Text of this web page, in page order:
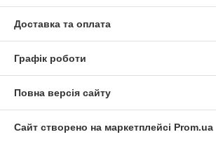
Доставка та оплата
Графік роботи
Повна версія сайту
Сайт створено на маркетплейсі Prom.ua